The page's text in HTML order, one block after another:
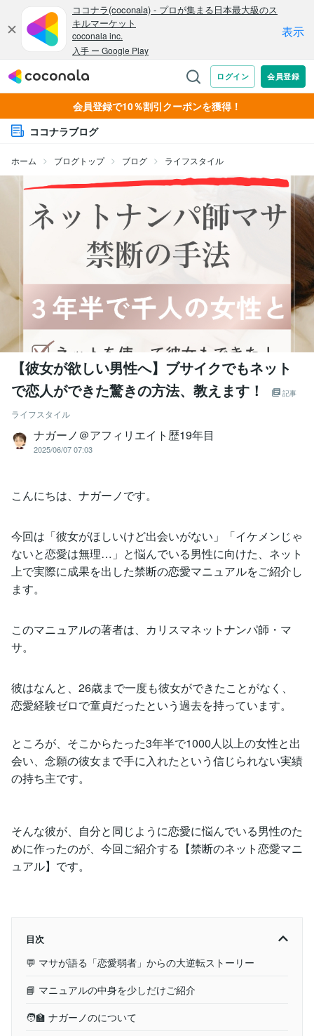
会員登録で10％割引クーポンを獲得！
ココナラブログ
ホーム ブログトップ ブログ ライフスタイル
【彼女が欲しい男性へ】ブサイクでもネット
で恋人ができた驚きの方法、教えます！
記事
ライフスタイル
ナガーノ＠アフィリエイト歴19年目
2025/06/07 07:03
こんにちは、ナガーノです。
今回は「彼女がほしいけど出会いがない」「イケメンじゃ
ないと恋愛は無理…」と悩んでいる男性に向けた、ネット
上で実際に成果を出した禁断の恋愛マニュアルをご紹介し
ます。
このマニュアルの著者は、カリスマネットナンパ師・マ
サ。
彼はなんと、26歳まで一度も彼女ができたことがなく、
恋愛経験ゼロで童貞だったという過去を持っています。
ところが、そこからたった3年半で1000人以上の女性と出
会い、念願の彼女まで手に入れたという信じられない実績
の持ち主です。
そんな彼が、自分と同じように恋愛に悩んでいる男性のた
めに作ったのが、今回ご紹介する【禁断のネット恋愛マニ
ュアル】です。
目次
💬 マサが語る「恋愛弱者」からの大逆転ストーリー
📘 マニュアルの中身を少しだけご紹介
🧑‍🏫 ナガーノのについて